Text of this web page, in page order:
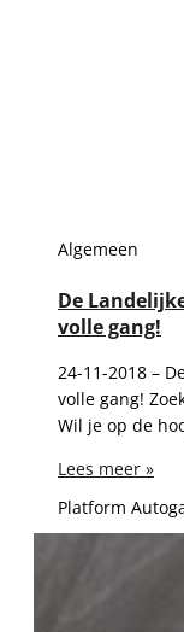
Algemeen
De
volle gang!
24-11-2018 –
volle gang!
Wil je op de
Lees meer »
Platform